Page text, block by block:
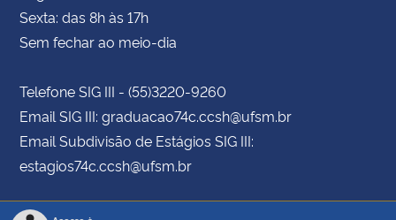
Sexta: das 8h às 17h
Sem fechar ao meio-dia
Telefone SIG III - (55)3220-9260
Email SIG III: graduacao74c.ccsh@ufsm.br
Email Subdivisão de Estágios SIG III:
estagios74c.ccsh@ufsm.br